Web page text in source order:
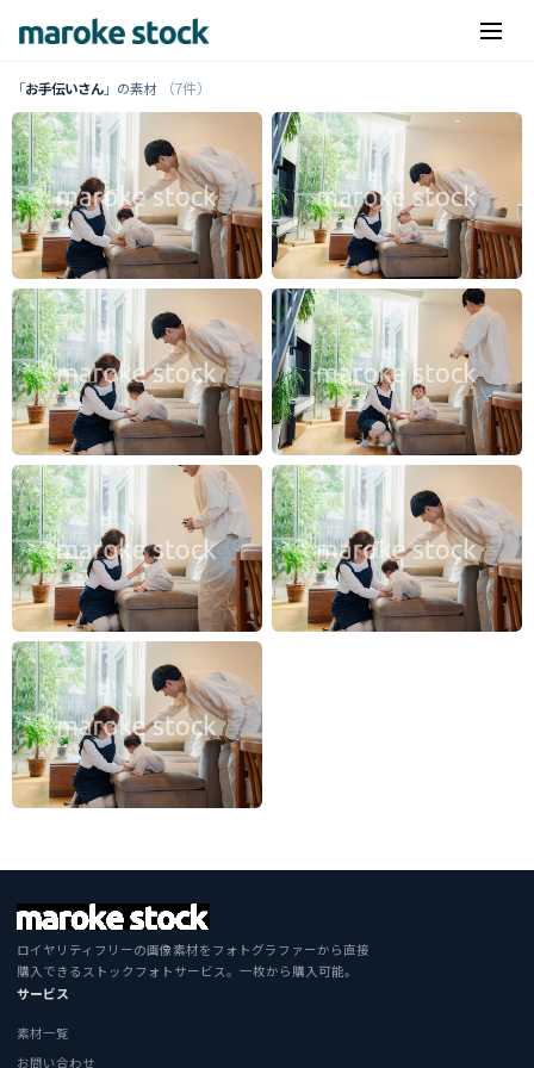
「お手伝いさん」の素材 （7件）
ロイヤリティフリーの画像素材をフォトグラファーから直接
購入できるストックフォトサービス。一枚から購入可能。
サービス
素材一覧
お問い合わせ